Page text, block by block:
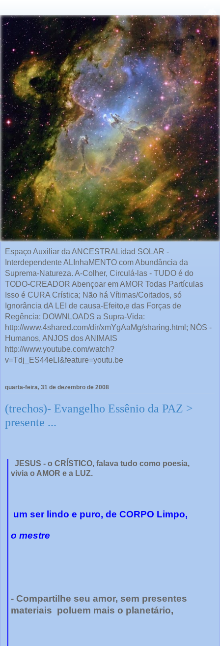
Espaço Auxiliar da ANCESTRALidad SOLAR -
Interdependente ALInhaMENTO com Abundância da
Suprema-Natureza. A-Colher, Circulá-las - TUDO é do
TODO-CREADOR Abençoar em AMOR Todas Partículas
Isso é CURA Crística; Não há Vítimas/Coitados, só
Ignorância dA LEI de causa-Efeito,e das Forças de
Regência; DOWNLOADS a Supra-Vida:
http://www.4shared.com/dir/xmYgAaMg/sharing.html; NÓS -
Humanos, ANJOS dos ANIMAIS
http://www.youtube.com/watch?
v=Tdj_ES44eLI&feature=youtu.be
quarta-feira, 31 de dezembro de 2008
(trechos)- Evangelho Essênio da PAZ >
presente ...
JESUS - o CRÍSTICO, falava tudo como poesia,
vivia o AMOR e a LUZ.
um ser lindo e puro, de CORPO Limpo,
o mestre
- Compartilhe seu amor, sem presentes
materiais poluem mais o planetário,